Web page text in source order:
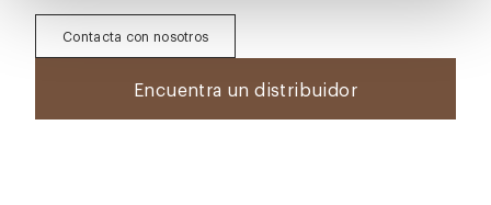
Contacta con nosotros
Encuentra un distribuidor